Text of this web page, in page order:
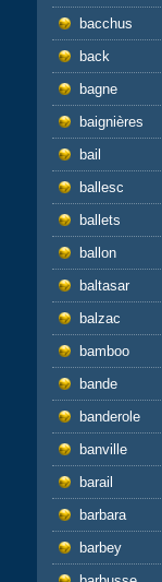
bacchus
back
bagne
baignières
bail
ballesc
ballets
ballon
baltasar
balzac
bamboo
bande
banderole
banville
barail
barbara
barbey